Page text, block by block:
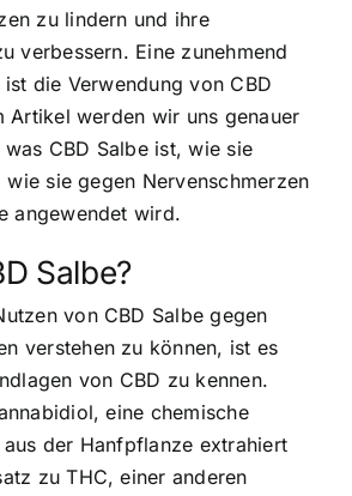
zu lindern und ihre
verbessern. Eine zunehmend
die Verwendung von CBD
Artikel werden wir uns genauer
CBD Salbe ist, wie sie
sie gegen Nervenschmerzen
angewendet wird.
Salbe?
von CBD Salbe gegen
verstehen zu können, ist es
von CBD zu kennen.
eine chemische
der Hanfpflanze extrahiert
zu THC, einer anderen